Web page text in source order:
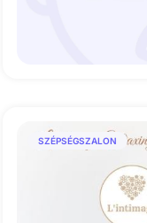
SZÉPSÉGSZALON